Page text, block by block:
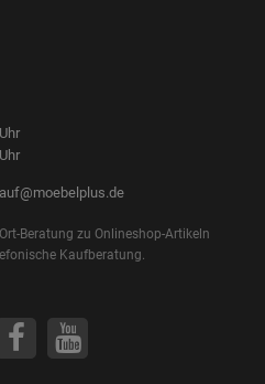
Beratung zu Onlineshop-Artikeln
Kaufberatung.